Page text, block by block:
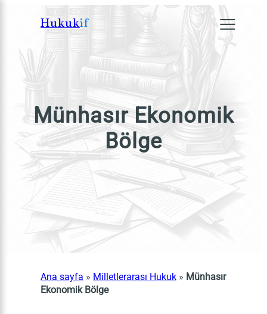
Hukukif
Münhasır Ekonomik
Bölge
Ana sayfa » Milletlerarası Hukuk » Münhasır
Ekonomik Bölge